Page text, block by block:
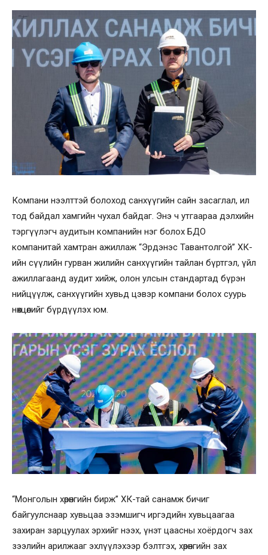
Компани нээлттэй болоход санхүүгийн сайн засаглал, ил
тод байдал хамгийн чухал байдаг. Энэ ч утгаараа дэлхийн
тэргүүлэгч аудитын компанийн нэг болох БДО
компанитай хамтран ажиллаж “Эрдэнэс Тавантолгой” ХК-
ийн сүүлийн гурван жилийн санхүүгийн тайлан бүртгэл, үйл
ажиллагаанд аудит хийж, олон улсын стандартад бүрэн
нийцүүлж, санхүүгийн хувьд цэвэр компани болох суурь
нөхцөлийг бүрдүүлэх юм.
“Монголын хөрөнгийн бирж” ХК-тай санамж бичиг
байгуулснаар хувьцаа эзэмшигч иргэдийн хувьцаагаа
захиран зарцуулах эрхийг нээх, үнэт цаасны хоёрдогч зах
зээлийн арилжааг эхлүүлэхээр бэлтгэх, хөрөнгийн зах